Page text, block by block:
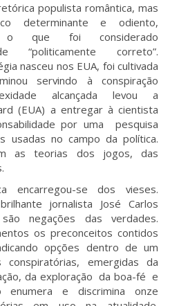
populista romântica, mas
determinante e odiento,
o que foi considerado
“politicamente correto”.
nasceu nos EUA, foi cultivada
servindo à conspiração
alcançada levou a
(EUA) a entregar à cientista
por uma pesquisa
usadas no campo da política.
as teorias dos jogos, das
encarregou-se dos vieses.
jornalista José Carlos
negações das verdades.
os preconceitos contidos
opções dentro de um
emergidas da
da exploração da boa-fé e
enumera e discrimina onze